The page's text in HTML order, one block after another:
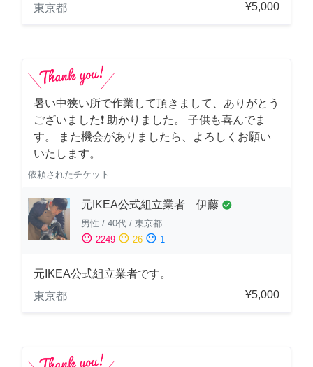
東京都
¥5,000
暑い中狭い所で作業して頂きまして、ありがとう
ございました❗️ 助かりました。 子供も喜んでま
す。 また機会がありましたら、よろしくお願い
いたします。
依頼されたチケット
元IKEA公式組立業者 伊藤 check_circle
男性 / 40代 / 東京都
sentiment_satisfied 2249 sentiment_neutral 26 sentiment_dissatisfied 1
元IKEA公式組立業者です。
東京都
¥5,000